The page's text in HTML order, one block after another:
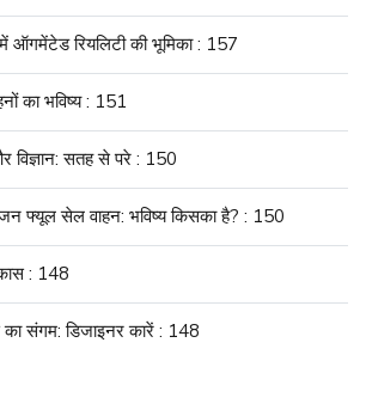
में ऑगमेंटेड रियलिटी की भूमिका : 157
का भविष्य : 151
विज्ञान: सतह से परे : 150
फ्यूल सेल वाहन: भविष्य किसका है? : 150
: 148
संगम: डिजाइनर कारें : 148